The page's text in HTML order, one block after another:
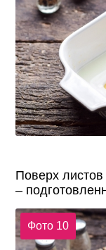
Поверх листов
–
Фото 10